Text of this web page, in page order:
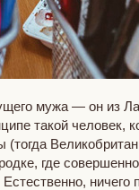
мужа — он из
такой
где